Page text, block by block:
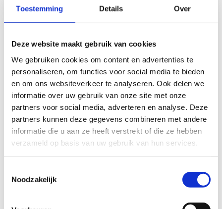
Toestemming Details Over
Deze website maakt gebruik van cookies
We gebruiken cookies om content en advertenties te
personaliseren, om functies voor social media te bieden
en om ons websiteverkeer te analyseren. Ook delen we
informatie over uw gebruik van onze site met onze
partners voor social media, adverteren en analyse. Deze
partners kunnen deze gegevens combineren met andere
informatie die u aan ze heeft verstrekt of die ze hebben
verzameld op basis van uw gebruik van hun services.
Noodzakelijk
Geef aan tot welk domein jouw vraag behoort
KIES EEN DOMEIN
Jouw vraag